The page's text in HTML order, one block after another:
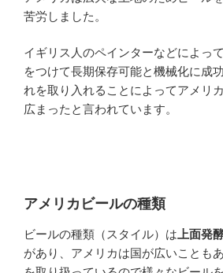
苦労しました。
イギリス人のペインターなどによっ
をつけて長期保存可能と機械化に成
れを取り入れることによってアメリ
広まったと言われています。
アメリカビールの種類
ビールの種類（スタイル）は 上面発
があり、アメリカは国が広いことも